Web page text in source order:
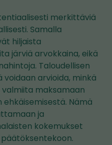
merkittäviä
Samalla
hiljaista
järviä arvokkaina, eikä
Taloudellisen
arvioida, minkä
maksamaan
Nämä
ja
kokemukset